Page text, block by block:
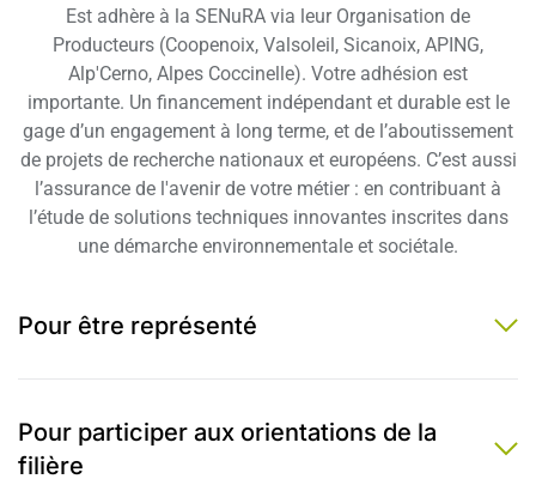
Est adhère à la SENuRA via leur Organisation de
Producteurs (Coopenoix, Valsoleil, Sicanoix, APING,
Alp'Cerno, Alpes Coccinelle). Votre adhésion est
importante. Un financement indépendant et durable est le
gage d’un engagement à long terme, et de l’aboutissement
de projets de recherche nationaux et européens. C’est aussi
l’assurance de l'avenir de votre métier : en contribuant à
l’étude de solutions techniques innovantes inscrites dans
une démarche environnementale et sociétale.
Pour être représenté
Pour participer aux orientations de la
filière